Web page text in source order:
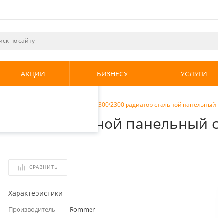
и
использования.
.
АКЦИИ БИЗНЕСУ УСЛУГИ
Rommer Ventil 21 300/2300 радиатор стальной
стальной
СРАВНИТЬ
Характеристики
Производитель — Rommer